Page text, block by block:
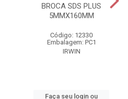
BROCA SDS PLUS
5MMX160MM
Código: 12330
Embalagem: PC1
IRWIN
Faça seu login ou